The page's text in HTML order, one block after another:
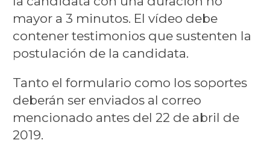
mayor a 3 minutos. El vídeo debe
contener testimonios que sustenten la
postulación de la candidata.
Tanto el formulario como los soportes
deberán ser enviados al correo
mencionado antes del 22 de abril de
2019.